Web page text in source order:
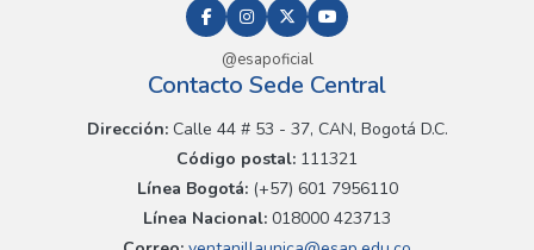
@esapoficial
Contacto Sede Central
Dirección:Calle 44 # 53 - 37, CAN, Bogotá D.C.
Código postal: 111321
Línea Bogotá:(+57) 601 7956110
Línea Nacional: 018000 423713